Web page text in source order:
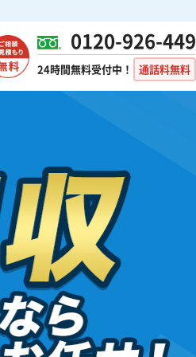
0120-926-449
24時間無料受付中！ 通話料無料